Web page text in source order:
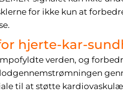
for ikke kun at
hjerte-kar-
verden, og
til at støtte